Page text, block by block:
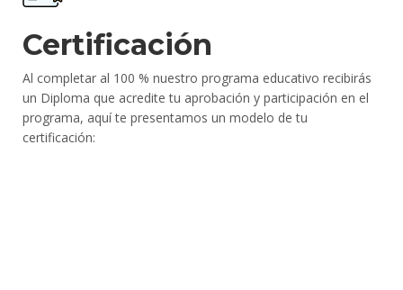
Certificación
Al completar al 100 % nuestro programa educativo recibirás
un Diploma que acredite tu aprobación y participación en el
programa, aquí te presentamos un modelo de tu
certificación: